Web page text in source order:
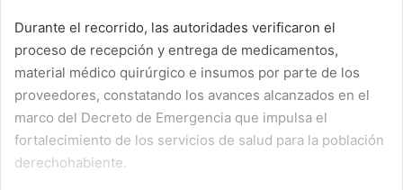
Durante el recorrido, las autoridades verificaron el
proceso de recepción y entrega de medicamentos,
material médico quirúrgico e insumos por parte de los
proveedores, constatando los avances alcanzados en el
marco del Decreto de Emergencia que impulsa el
fortalecimiento de los servicios de salud para la población
derechohabiente.